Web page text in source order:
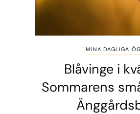
MINA DAGLIGA
Blåvinge i
Sommarens